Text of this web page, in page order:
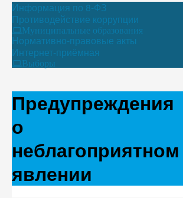
Информация по 8-ФЗ
Противодействие коррупции
Муниципальные образования
Нормативно-правовые акты
Интернет-приёмная
Выборы
Предупреждения
о
неблагоприятном
явлении